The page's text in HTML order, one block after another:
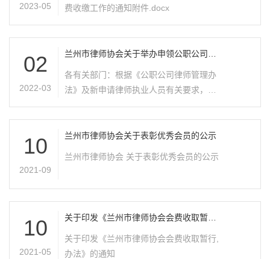
2023-05
费收缴工作的通知附件.docx
02
2022-03
兰州市律师协会关于举办申领公职公司律
各有关部门：根据《公职公司律师管理办
法》及新申请律师执业人员有关要求，按
省律协培训安排，现对全市报名参加申领
公职公司律师执业集中培训的人员进行统
计。现将有关事项通知如下：一、培训时
10
2021-09
兰州市律师协会关于表彰优秀会员的公示
兰州市律师协会 关于表彰优秀会员的公示
10
2021-05
关于印发《兰州市律师协会会费收取暂行
关于印发《兰州市律师协会会费收取暂行,
办法》的通知